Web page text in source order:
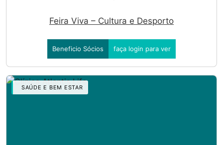
Feira Viva – Cultura e Desporto
Beneficio Sócios faça login para ver
SAÚDE E BEM ESTAR